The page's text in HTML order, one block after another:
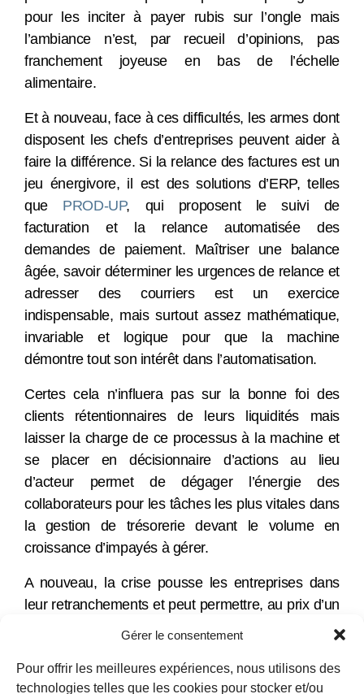
Gérer le consentement
Pour offrir les meilleures expériences, nous utilisons des
technologies telles que les cookies pour stocker et/ou
pour les inciter à payer rubis sur l’ongle mais
l’ambiance n’est, par recueil d’opinions, pas
franchement joyeuse en bas de l’échelle
alimentaire.
Et à nouveau, face à ces difficultés, les armes dont
disposent les chefs d’entreprises peuvent aider à
faire la différence. Si la relance des factures est un
jeu énergivore, il est des solutions d’ERP, telles
que PROD-UP, qui proposent le suivi de
facturation et la relance automatisée des
demandes de paiement. Maîtriser une balance
âgée, savoir déterminer les urgences de relance et
adresser des courriers est un exercice
indispensable, mais surtout assez mathématique,
invariable et logique pour que la machine
démontre tout son intérêt dans l’automatisation.
Certes cela n’influera pas sur la bonne foi des
clients rétentionnaires de leurs liquidités mais
laisser la charge de ce processus à la machine et
se placer en décisionnaire d’actions au lieu
d’acteur permet de dégager l’énergie des
collaborateurs pour les tâches les plus vitales dans
la gestion de trésorerie devant le volume en
croissance d’impayés à gérer.
A nouveau, la crise pousse les entreprises dans
leur retranchements et peut permettre, au prix d’un
fromage, une leçon qu’il serait judicieux de mettre